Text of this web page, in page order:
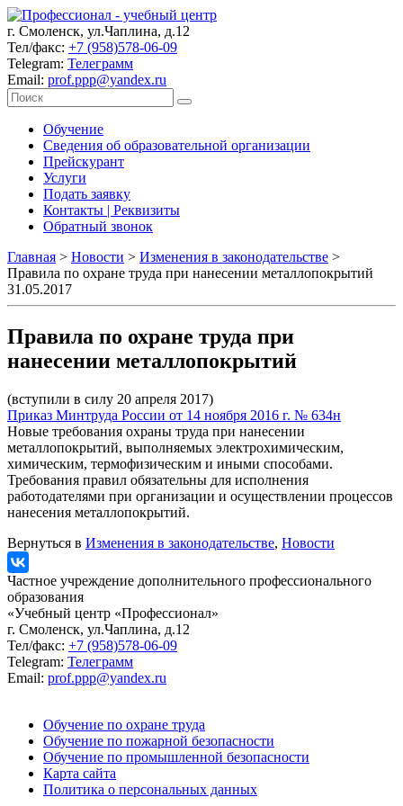
г. Смоленск, ул.Чаплина, д.12
Тел/факс: +7 (958)578-06-09
Telegram: Телеграмм
Email: prof.ppp@yandex.ru
Обучение
Сведения об образовательной организации
Прейскурант
Услуги
Подать заявку
Контакты | Реквизиты
Обратный звонок
Главная > Новости > Изменения в законодательстве >
Правила по охране труда при нанесении металлопокрытий
31.05.2017
Правила по охране труда при
нанесении металлопокрытий
(вступили в силу 20 апреля 2017)
Приказ Минтруда России от 14 ноября 2016 г. № 634н
Новые требования охраны труда при нанесении
металлопокрытий, выполняемых электрохимическим,
химическим, термофизическим и иными способами.
Требования правил обязательны для исполнения
работодателями при организации и осуществлении процессов
нанесения металлопокрытий.
Вернуться в Изменения в законодательстве, Новости
Частное учреждение дополнительного профессионального
образования
«Учебный центр «Профессионал»
г. Смоленск, ул.Чаплина, д.12
Тел/факс: +7 (958)578-06-09
Telegram: Телеграмм
Email: prof.ppp@yandex.ru
Обучение по охране труда
Обучение по пожарной безопасности
Обучение по промышленной безопасности
Карта сайта
Политика о персональных данных